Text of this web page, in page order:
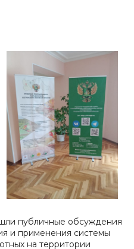
публичные обсуждения
и применения системы
на территории